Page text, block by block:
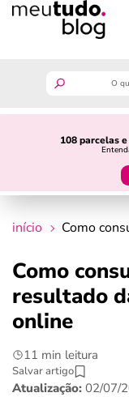
108 parcelas
guia do
crédito fácil
ferramentas
início Como
Como
resultado
online
11 min leitura
Salvar artigo
Atualização: 02/07/